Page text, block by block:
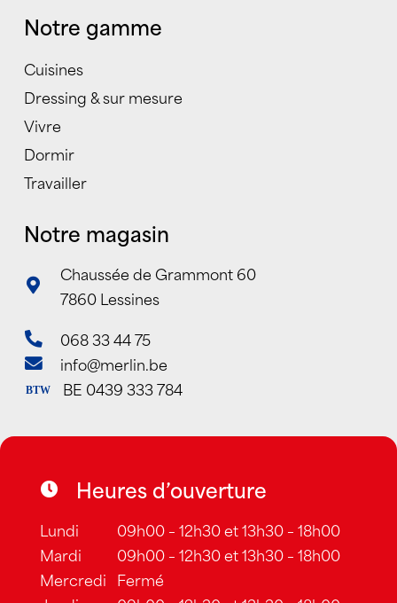
Notre gamme
Cuisines
Dressing & sur mesure
Vivre
Dormir
Travailler
Notre magasin
Chaussée de Grammont 60
7860 Lessines
068 33 44 75
info@merlin.be
BTW BE 0439 333 784
Heures d’ouverture
Lundi
09h00 – 12h30 et 13h30 – 18h00
Mardi
09h00 – 12h30 et 13h30 – 18h00
Mercredi Fermé